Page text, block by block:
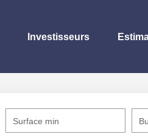
Investisseurs
Surface min